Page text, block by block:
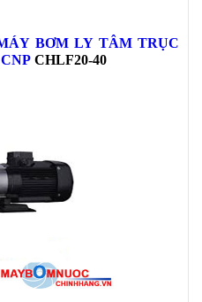
BƠM LY TÂM TRỤC
CHLF20-40